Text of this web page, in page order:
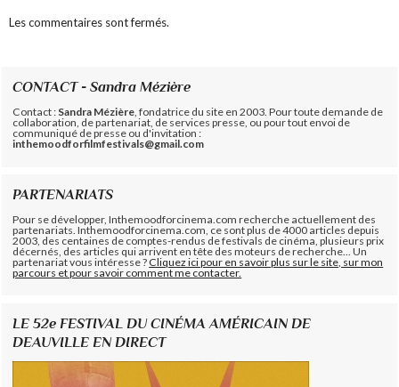
Les commentaires sont fermés.
CONTACT - Sandra Mézière
Contact : Sandra Mézière , fondatrice du site en 2003. Pour toute demande de
collaboration, de partenariat, de services presse, ou pour tout envoi de
communiqué de presse ou d'invitation :
inthemoodforfilmfestivals@gmail.com
PARTENARIATS
Pour se développer, Inthemoodforcinema.com recherche actuellement des
partenariats. Inthemoodforcinema.com, ce sont plus de 4000 articles depuis
2003, des centaines de comptes-rendus de festivals de cinéma, plusieurs prix
décernés, des articles qui arrivent en tête des moteurs de recherche... Un
partenariat vous intéresse ?Cliquez ici pour en savoir plus sur le site, sur mon
parcours et pour savoir comment me contacter.
LE 52e FESTIVAL DU CINÉMA AMÉRICAIN DE
DEAUVILLE EN DIRECT